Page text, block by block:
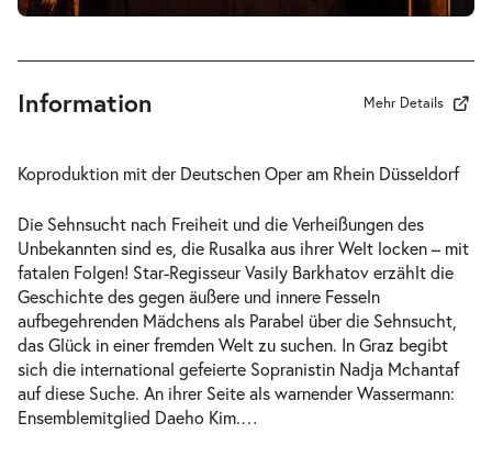
Tickets
Rusalka-
12.03.2027
Fr. 12.03.2027
19:30–22:45 Uhr
Tickets
Rusalka-
So.
14.03.2027
So. 14.03.2027
Information Mehr Details
Koproduktion mit der Deutschen Oper am Rhein Düsseldorf
Die Sehnsucht nach Freiheit und die Verheißungen des
Unbekannten sind es, die Rusalka aus ihrer Welt locken – mit
fatalen Folgen! Star-Regisseur Vasily Barkhatov erzählt die
Geschichte des gegen äußere und innere Fesseln
aufbegehrenden Mädchens als Parabel über die Sehnsucht,
das Glück in einer fremden Welt zu suchen. In Graz begibt
sich die international gefeierte Sopranistin Nadja Mchantaf
auf diese Suche. An ihrer Seite als warnender Wassermann:
Ensemblemitglied Daeho Kim.…